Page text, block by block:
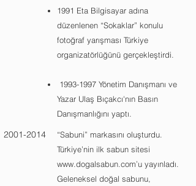
1991 Eta Bilgisayar adına
düzenlenen “Sokaklar” konulu
fotoğraf yarışması Türkiye
organizatörlüğünü gerçekleştirdi.
1993-1997 Yönetim Danışmanı ve
Yazar Ulaş Bıçakcı'nın Basın
Danışmanlığını yaptı.
2001-2014
“Sabuni” markasını oluşturdu.
Türkiye’nin ilk sabun sitesi
www.dogalsabun.com’u yayınladı.
Geleneksel doğal sabunu,